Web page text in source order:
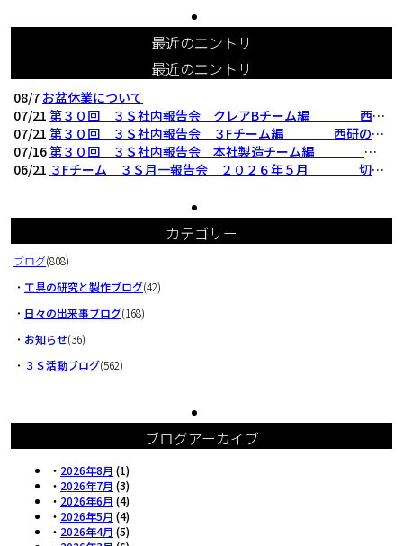
最近のエントリ
最近のエントリ
08/7 お盆休業について
07/21 第３０回 ３Ｓ社内報告会 クレアBチーム編 西研の３Ｓ活動（整理・整頓・清掃
07/21 第３０回 ３Ｓ社内報告会 ３Fチーム編 西研の３Ｓ活動（整理・整頓・清掃）
07/16第３０回 ３Ｓ社内報告会 本社製造チーム編 西研の３Ｓ活動（整理・整頓・清掃
06/21 ３Fチーム ３Ｓ月一報告会 ２０２６年５月 切削工具を考える西研より
カテゴリー
ブログ(808)
・ 工具の研究と製作ブログ(42)
・ 日々の出来事ブログ(168)
・ お知らせ(36)
・ ３Ｓ活動ブログ(562)
ブログアーカイブ
・ 2026年8月 (1)
・ 2026年7月 (3)
・ 2026年6月 (4)
・ 2026年5月 (4)
・ 2026年4月 (5)